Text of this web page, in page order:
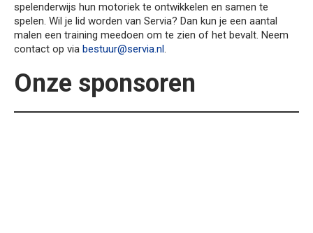
spelenderwijs hun motoriek te ontwikkelen en samen te
spelen. Wil je lid worden van Servia? Dan kun je een aantal
malen een training meedoen om te zien of het bevalt. Neem
contact op via bestuur@servia.nl.
Onze sponsoren